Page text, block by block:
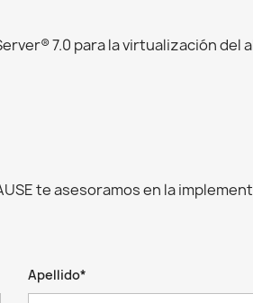
7.0 para la virtualización del
te asesoramos en la
Apellido*